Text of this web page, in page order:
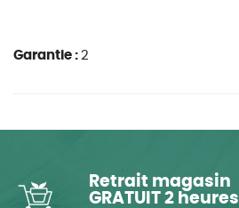
Garantie : 2
Retrait magasin
GRATUIT 2 heures